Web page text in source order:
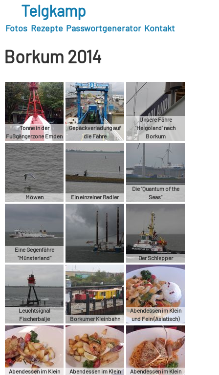
Telgkamp
Fotos Rezepte Passwortgenerator Kontakt
Borkum 2014
Tonne in der
Fußgängerzone Emden
Gepäckverladung auf
die Fähre
Unsere Fähre
'Helgoland' nach
Borkum
Möwen Ein einzelner Radler
Die "Quantum of the
Seas"
Eine Gegenfähre
"Münsterland"
Der Schlepper
Leuchtsignal
Fischerbalje
Borkumer Kleinbahn
Abendessen im Klein
und Fein (Asiatisch)
Abendessen im Klein
Abendessen im Klein
Abendessen im Klein